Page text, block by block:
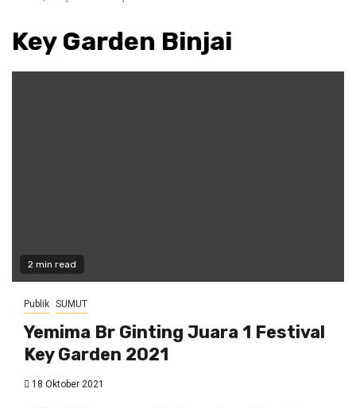
Key Garden Binjai
2 min read
Publik SUMUT
Yemima Br Ginting Juara 1 Festival
Key Garden 2021
18 Oktober 2021